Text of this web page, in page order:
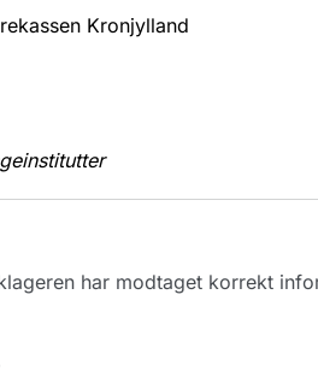
Kronjylland
har modtaget korrekt